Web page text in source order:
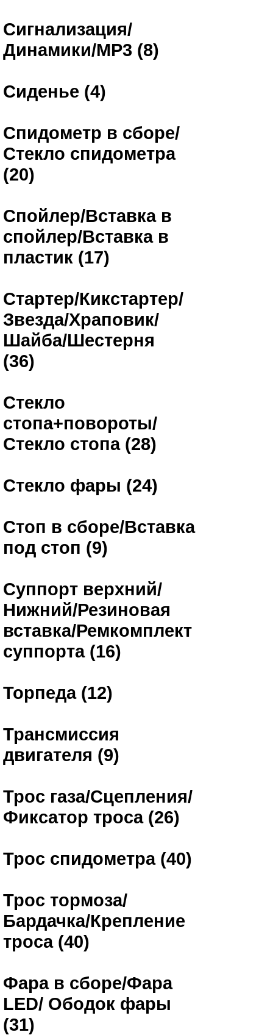
Сигнализация/
Динамики/MP3 (8)
Сиденье (4)
Спидометр в сборе/
Стекло спидометра
(20)
Спойлер/Вставка в
спойлер/Вставка в
пластик (17)
Стартер/Кикстартер/
Звезда/Храповик/
Шайба/Шестерня
(36)
Стекло
стопа+повороты/
Стекло стопа (28)
Стекло фары (24)
Стоп в сборе/Вставка
под стоп (9)
Суппорт верхний/
Нижний/Резиновая
вставка/Ремкомплект
суппорта (16)
Торпеда (12)
Трансмиссия
двигателя (9)
Трос газа/Сцепления/
Фиксатор троса (26)
Трос спидометра (40)
Трос тормоза/
Бардачка/Крепление
троса (40)
Фара в сборе/Фара
LED/ Ободок фары
(31)